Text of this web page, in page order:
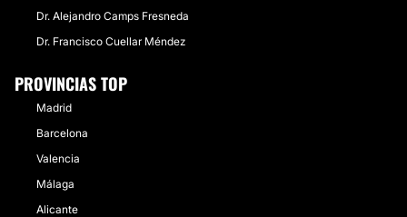
Dr. Alejandro Camps Fresneda
Dr. Francisco Cuellar Méndez
PROVINCIAS TOP
Madrid
Barcelona
Valencia
Málaga
Alicante